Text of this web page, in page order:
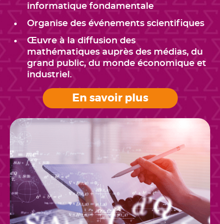
informatique fondamentale
Organise des événements scientifiques
Œuvre à la diffusion des
mathématiques auprès des médias, du
grand public, du monde économique et
industriel.
En savoir plus